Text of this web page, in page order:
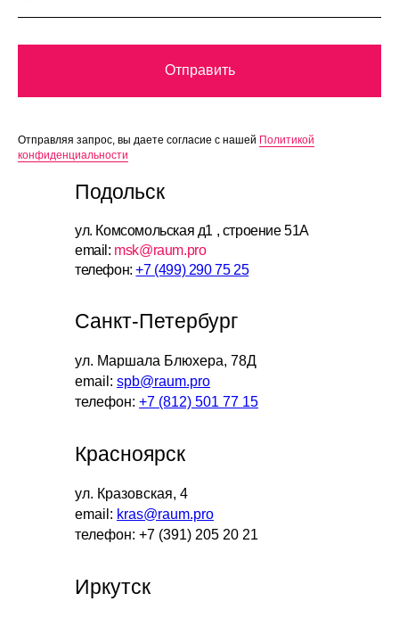
Отправить
Отправляя запрос, вы даете согласие с нашей Политикой
конфиденциальности
ул. Кразовская, 4
email: kras@raum.pro
телефон: +7 (391) 205 20 21
Красноярск
Иркутск
ул. Маршала Блюхера, 78Д
email: spb@raum.pro
телефон: +7 (812) 501 77 15
Санкт-Петербург
Подольск
ул. Комсомольская д1 , строение 51А
email: msk@raum.pro
телефон:+7 (499) 290 75 25